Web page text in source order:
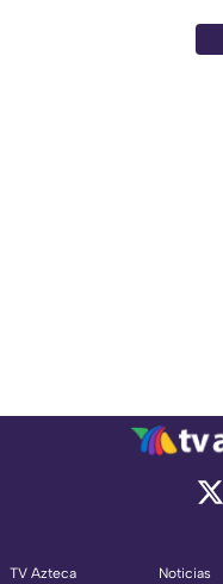
TV Azteca
Noticias